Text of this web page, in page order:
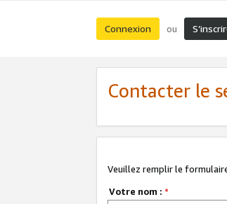
Connexion ou
Contacter le
Veuillez remplir le
Votre nom : *